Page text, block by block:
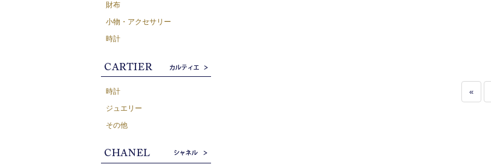
«
財布
小物・アクセサリー
時計
時計
ジュエリー
その他